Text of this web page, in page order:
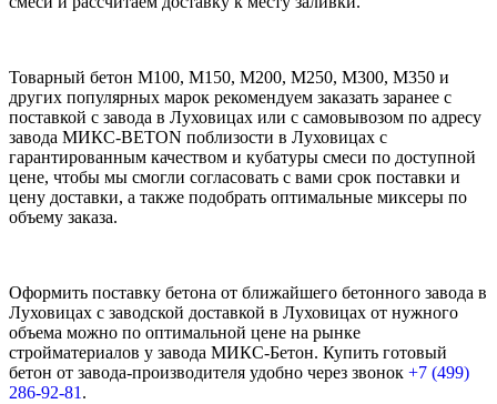
Товарный бетон М100, М150, М200, М250, М300, М350 и
других популярных марок рекомендуем заказать заранее с
поставкой с завода в Луховицах или с самовывозом по адресу
завода МИКС-BETON поблизости в Луховицах с
гарантированным качеством и кубатуры смеси по доступной
цене, чтобы мы смогли согласовать с вами срок поставки и
цену доставки, а также подобрать оптимальные миксеры по
объему заказа.
Оформить поставку бетона от ближайшего бетонного завода в
Луховицах с заводской доставкой в Луховицах от нужного
объема можно по оптимальной цене на рынке
стройматериалов у завода МИКС-Бетон. Купить готовый
бетон от завода-производителя удобно через звонок +7 (499)
286-92-81 .